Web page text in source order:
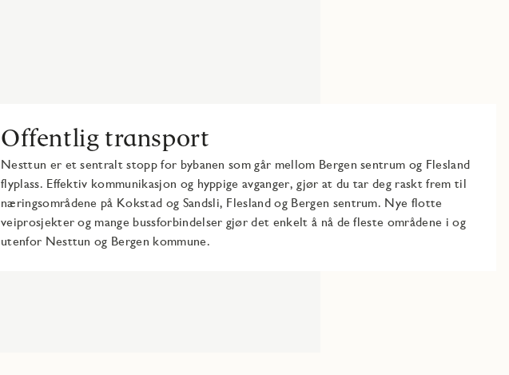
Offentlig transport
Nesttun er et sentralt stopp for bybanen som går mellom Bergen sentrum og Flesland
flyplass. Effektiv kommunikasjon og hyppige avganger, gjør at du tar deg raskt frem til
næringsområdene på Kokstad og Sandsli, Flesland og Bergen sentrum. Nye flotte
veiprosjekter og mange bussforbindelser gjør det enkelt å nå de fleste områdene i og
utenfor Nesttun og Bergen kommune.